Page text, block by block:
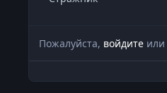
Пожалуйста, войдите или